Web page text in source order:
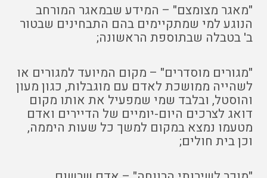
"מאגר מצומצם" – המידע שבמאגר המורחב
הנוגע למי שמתקיימים בהם התבחינים שבטור
ב' בטבלה שבתוספת הראשונה;
"מגורים מוסדרים" – מקום המיועד למגורים או
לשהייה ממושכת לאדם עם מוגבלות, כגון מעון
והוסטל, ובלבד שמי שמפעיל את אותו מקום
דואג לצרכים היום-יומיים של הדיירים ואדם
מטעמו נמצא במקום למשך כל שעות היממה,
וכן בית חולים;